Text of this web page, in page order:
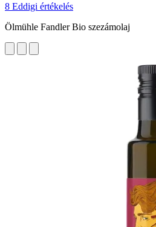
8 Eddigi értékelés
Ölmühle Fandler Bio szezámolaj